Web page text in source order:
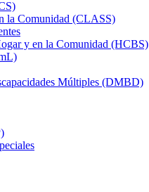
la Comunidad (CLASS)
y en la Comunidad (HCBS)
Múltiples (DMBD)